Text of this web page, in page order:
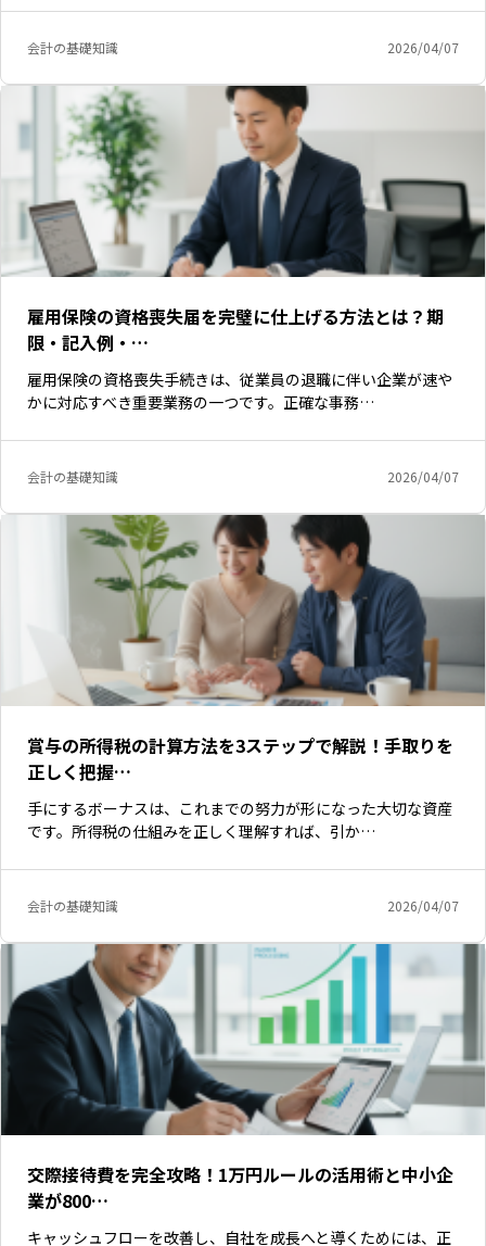
会計の基礎知識 2026/04/07
雇用保険の資格喪失届を完璧に仕上げる方法とは？期
限・記入例・…
雇用保険の資格喪失手続きは、従業員の退職に伴い企業が速や
かに対応すべき重要業務の一つです。正確な事務…
会計の基礎知識 2026/04/07
賞与の所得税の計算方法を3ステップで解説！手取りを
正しく把握…
手にするボーナスは、これまでの努力が形になった大切な資産
です。所得税の仕組みを正しく理解すれば、引か…
会計の基礎知識 2026/04/07
交際接待費を完全攻略！1万円ルールの活用術と中小企
業が800…
キャッシュフローを改善し、自社を成長へと導くためには、正